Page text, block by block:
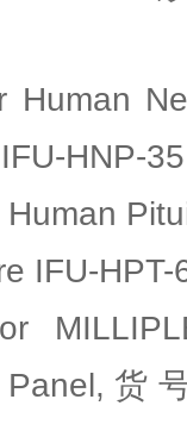
Human
HNP-
IFU-HPT-
Panel,货